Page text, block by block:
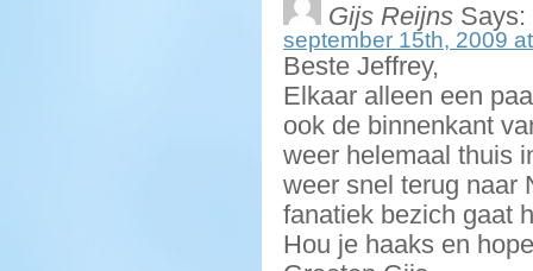
Gijs Reijns Says:
september 15th, 2009
Beste Jeffrey,
Elkaar alleen een
ook de binnenkant
weer helemaal thuis
weer snel terug naar
fanatiek bezich gaat
Hou je haaks en